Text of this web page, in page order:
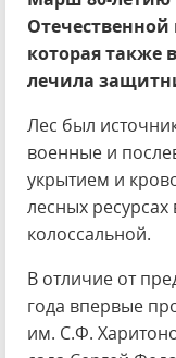
которая также
лечила
Лес был
военные и
укрытием и
лесных
колоссальной.
В отличие от
года впервые
им. С.Ф.